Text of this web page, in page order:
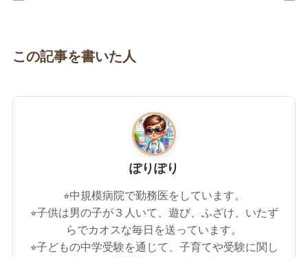
この記事を書いた人
ぽりぽり
⭐︎中規模病院で勤務医をしています。
⭐︎子供は男の子が３人いて、遊び、ふざけ、いたず
らでカオスな毎日を送っています。
⭐︎子どもの中学受験を通じて、子育てや受験に関し